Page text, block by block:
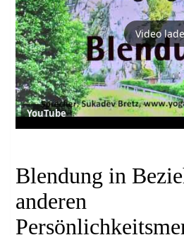
Video
YouTube
Blendung in
anderen